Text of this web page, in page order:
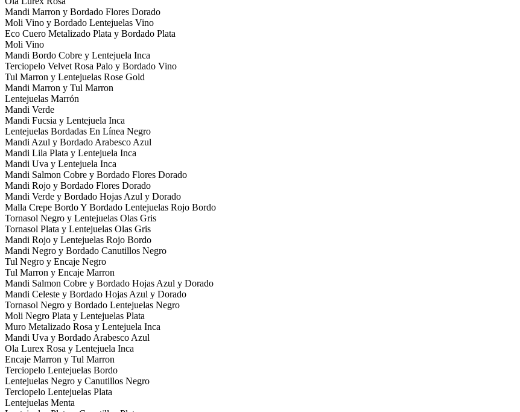
Mandi Marron y Bordado Flores Dorado
Moli Vino y Bordado Lentejuelas Vino
Eco Cuero Metalizado Plata y Bordado Plata
Moli Vino
Mandi Bordo Cobre y Lentejuela Inca
Terciopelo Velvet Rosa Palo y Bordado Vino
Tul Marron y Lentejuelas Rose Gold
Mandi Marron y Tul Marron
Lentejuelas Marrón
Mandi Verde
Mandi Fucsia y Lentejuela Inca
Lentejuelas Bordadas En Línea Negro
Mandi Azul y Bordado Arabesco Azul
Mandi Lila Plata y Lentejuela Inca
Mandi Uva y Lentejuela Inca
Mandi Salmon Cobre y Bordado Flores Dorado
Mandi Rojo y Bordado Flores Dorado
Mandi Verde y Bordado Hojas Azul y Dorado
Malla Crepe Bordo Y Bordado Lentejuelas Rojo Bordo
Tornasol Negro y Lentejuelas Olas Gris
Tornasol Plata y Lentejuelas Olas Gris
Mandi Rojo y Lentejuelas Rojo Bordo
Mandi Negro y Bordado Canutillos Negro
Tul Negro y Encaje Negro
Tul Marron y Encaje Marron
Mandi Salmon Cobre y Bordado Hojas Azul y Dorado
Mandi Celeste y Bordado Hojas Azul y Dorado
Tornasol Negro y Bordado Lentejuelas Negro
Moli Negro Plata y Lentejuelas Plata
Muro Metalizado Rosa y Lentejuela Inca
Mandi Uva y Bordado Arabesco Azul
Ola Lurex Rosa y Lentejuela Inca
Encaje Marron y Tul Marron
Terciopelo Lentejuelas Bordo
Lentejuelas Negro y Canutillos Negro
Terciopelo Lentejuelas Plata
Lentejuelas Menta